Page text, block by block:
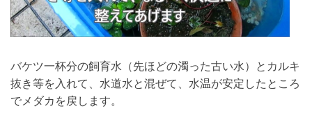
バケツ一杯分の飼育水（先ほどの濁った古い水）とカルキ
抜き等を入れて、水道水と混ぜて、水温が安定したところ
でメダカを戻します。